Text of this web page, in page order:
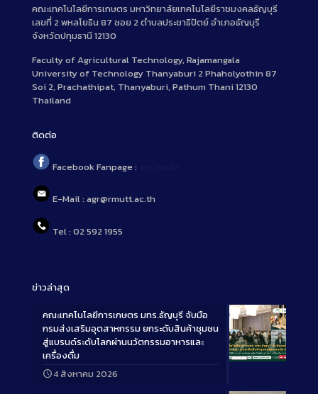
คณะเทคโนโลยีการเกษตร มหาวิทยาลัยเทคโนโลยีราชมงคลธัญบุรี
เลขที่ 2 พหลโยธิน 87 ซอย 2 ตำบลประชาธิปัตย์ อำเภอธัญบุรี
จังหวัดปทุมธานี 12130
Faculty of Agricultural Technology, Rajamangala
University of Technology Thanyaburi 2 Phaholyothin 87
Soi 2, Prachathipat, Thanyaburi, Pathum Thani 12130
Thailand
ติดต่อ
Facebook Fanpage :
E-Mail : agr@rmutt.ac.th
Tel : 02 592 1955
ข่าวล่าสุด
Long
คณะเทคโนโลยีการเกษตร มทร.ธัญบุรี จับมือ
กรมส่งเสริมอุตสาหกรรม ยกระดับสินค้าชุมชน
สู่แบรนด์ระดับโลกผ่านนวัตกรรมอาหารและ
เครื่องดื่ม
4 สิงหาคม 2026